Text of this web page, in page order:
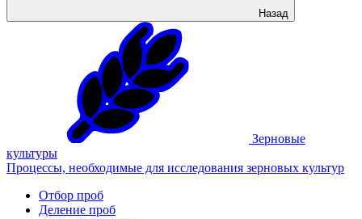
Назад
Зерновые
культуры
Процессы, необходимые для исследования зерновых культур
Отбор проб
Деление проб